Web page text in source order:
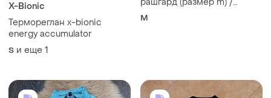
X-Bionic
Термореглан x-bionic
energy accumulator
S и еще 1
рашгард (размер m) /
спортивная кофта
M